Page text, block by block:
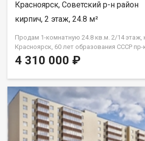
Красноярск, Советский р-н район
кирпич, 2 этаж, 24.8 м²
Продам 1-комнатную 24.8 кв.м. 2/14 этаж,
Красноярск, 60 лет образования СССР пр-
4 310 000 ₽